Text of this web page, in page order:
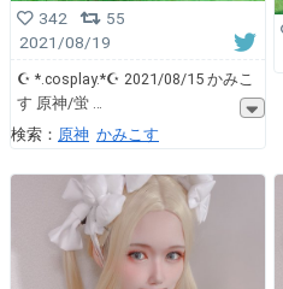
342
55
2021/08/19
☪︎ *.cosplay.*☪︎ 2021/08/15 かみこ
す 原神/蛍
検索： 原神 かみこす